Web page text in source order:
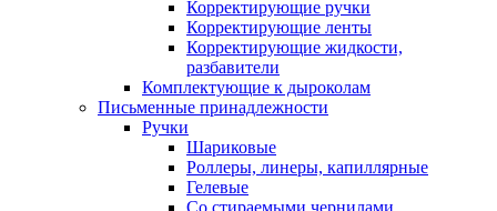
Корректирующие ручки
Корректирующие ленты
Корректирующие жидкости,
разбавители
Комплектующие к дыроколам
Письменные принадлежности
Ручки
Шариковые
Роллеры, линеры, капиллярные
Гелевые